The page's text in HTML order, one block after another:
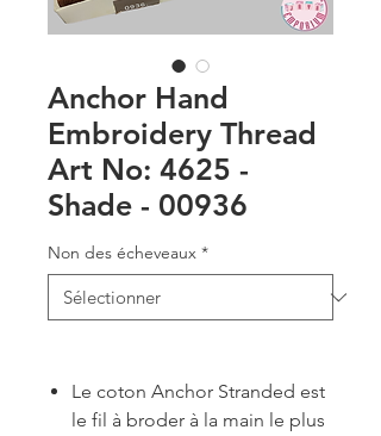
Anchor Hand
Embroidery Thread
Art No: 4625 -
Shade - 00936
Non des écheveaux *
Le coton Anchor Stranded est
le fil à broder à la main le plus